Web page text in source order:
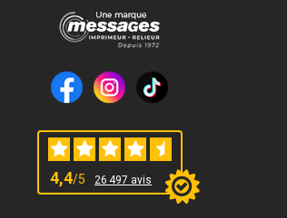
4,4/5 26 497 avis